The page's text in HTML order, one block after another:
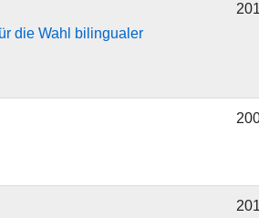
die Wahl bilingualer